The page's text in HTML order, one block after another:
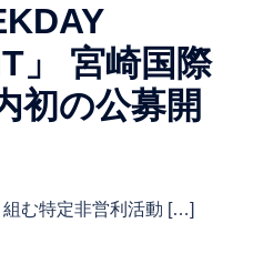
」 宮崎国際
初の公募開
む特定⾮営利活動 […]